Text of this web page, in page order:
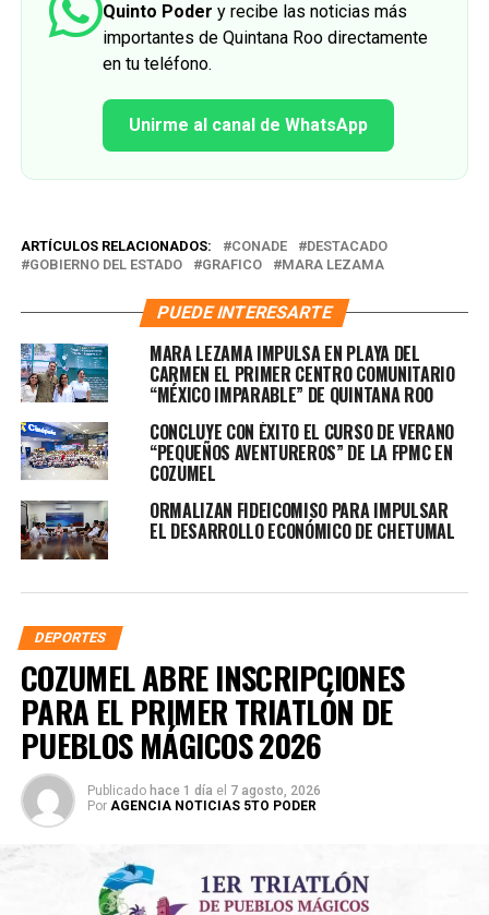
Quinto Poder y recibe las noticias más
importantes de Quintana Roo directamente
en tu teléfono.
Unirme al canal de WhatsApp
ARTÍCULOS RELACIONADOS: CONADE
DESTACADO
GOBIERNO DEL ESTADO
GRAFICO MARA LEZAMA
PUEDE INTERESARTE
MARA LEZAMA IMPULSA EN PLAYA DEL
CARMEN EL PRIMER CENTRO COMUNITARIO
“MÉXICO IMPARABLE” DE QUINTANA ROO
CONCLUYE CON ÉXITO EL CURSO DE VERANO
“PEQUEÑOS AVENTUREROS” DE LA FPMC EN
COZUMEL
ORMALIZAN FIDEICOMISO PARA IMPULSAR
EL DESARROLLO ECONÓMICO DE CHETUMAL
DEPORTES
COZUMEL ABRE INSCRIPCIONES
PARA EL PRIMER TRIATLÓN DE
PUEBLOS MÁGICOS 2026
Publicado hace 1 día el 7 agosto, 2026
Por AGENCIA NOTICIAS 5TO PODER